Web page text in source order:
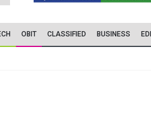
OBIT CLASSIFIED BUSINESS